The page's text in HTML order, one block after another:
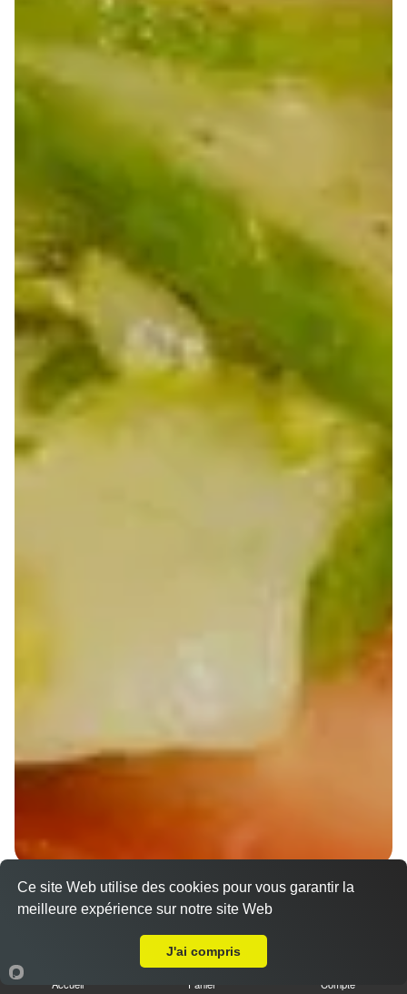
Wraps Chicken
8.50 €
Accueil Panier Compte
Ce site Web utilise des cookies pour vous garantir la
meilleure expérience sur notre site Web
J'ai compris